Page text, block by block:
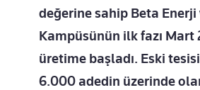
değerine sahip Beta
Kampüsünün ilk fazı Mart
üretime başladı. Eski
6.000 adedin üzerinde